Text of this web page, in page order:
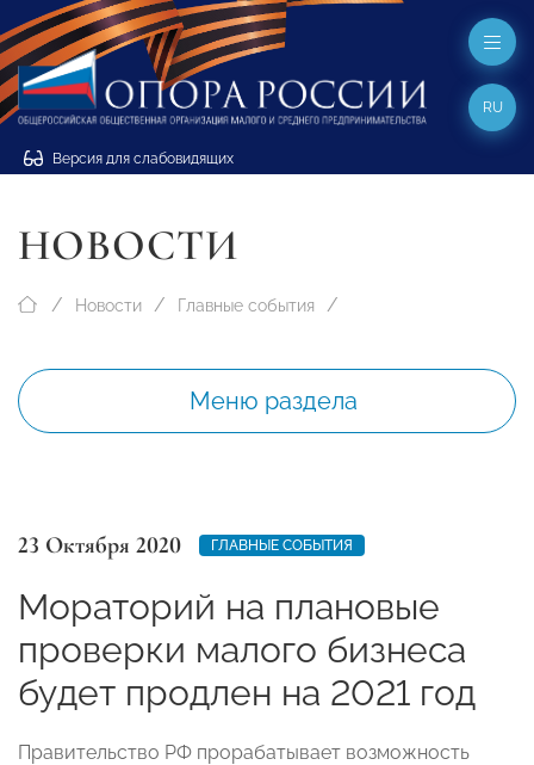
Версия для слабовидящих
RU
НОВОСТИ
Новости Главные события
Меню раздела
23 Октября 2020 ГЛАВНЫЕ СОБЫТИЯ
Мораторий на плановые
проверки малого бизнеса
будет продлен на 2021 год
Правительство РФ прорабатывает возможность